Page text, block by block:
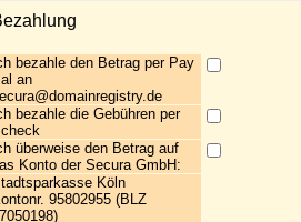
bezahle den Betrag per Pay
an
bezahle die Gebühren per
überweise den Betrag auf
Konto der Secura GmbH:
Köln
95802955 (BLZ